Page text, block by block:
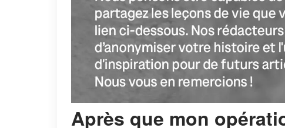
Après que mon